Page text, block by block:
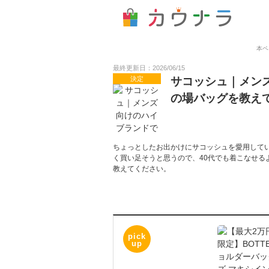
本
最終更新日：2026/06/15
決定
サコッシュ｜メン
の場バッグを教え
ちょっとしたお出かけにサコッシュを愛用し
く買い足そうと思うので、40代でも着こなせ
教えてください。
pick
up